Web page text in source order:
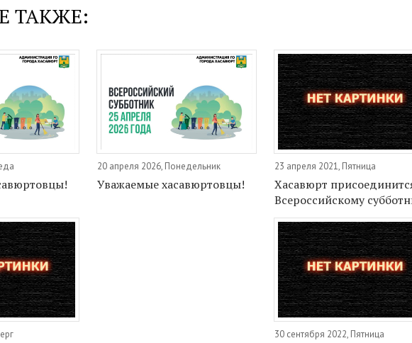
ТАКЖЕ:
20 апреля 2026, Понедельник
Уважаемые хасавюртовцы!
23 апреля 2021, Пятница
Хасавюрт
Всероссийскому
30 сентября 2022, Пятница